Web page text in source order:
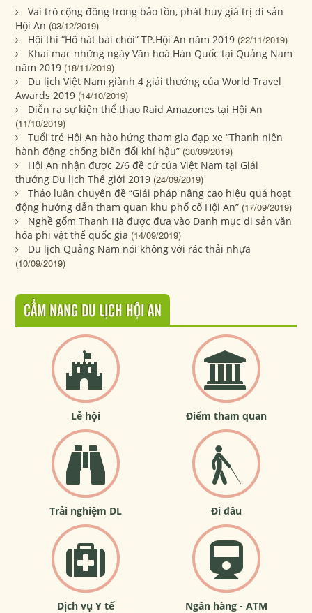
Vai trò cộng đồng trong bảo tồn, phát huy giá trị di sản
Hội An (03/12/2019)
Hội thi “Hô hát bài chòi” TP.Hội An năm 2019 (22/11/2019)
Khai mạc những ngày Văn hoá Hàn Quốc tại Quảng Nam
năm 2019 (18/11/2019)
Du lịch Việt Nam giành 4 giải thưởng của World Travel
Awards 2019 (14/10/2019)
Diễn ra sự kiện thể thao Raid Amazones tại Hội An
(11/10/2019)
Tuổi trẻ Hội An hào hứng tham gia đạp xe “Thanh niên
hành động chống biến đổi khí hậu” (30/09/2019)
Hội An nhận được 2/6 đề cử của Việt Nam tại Giải
thưởng Du lịch Thế giới 2019 (24/09/2019)
Thảo luận chuyên đề “Giải pháp nâng cao hiệu quả hoạt
động hướng dẫn tham quan khu phố cổ Hội An” (17/09/2019)
Nghề gốm Thanh Hà được đưa vào Danh mục di sản văn
hóa phi vật thể quốc gia (14/09/2019)
Du lịch Quảng Nam nói không với rác thải nhựa
(10/09/2019)
CẨM NANG DU LỊCH HỘI AN
Lễ hội Điểm tham quan
Trải nghiệm DL Đi đâu
Dịch vụ Y tế Ngân hàng - ATM